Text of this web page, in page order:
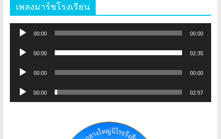
เพลงมาร์ชโรงเรียน
เล่น
ไฟล์
00:00 00:00
เล่น
ไฟล์
00:00 02:35
เล่น
ไฟล์
เสียง
00:00 00:00
เล่น
00:00 02:57